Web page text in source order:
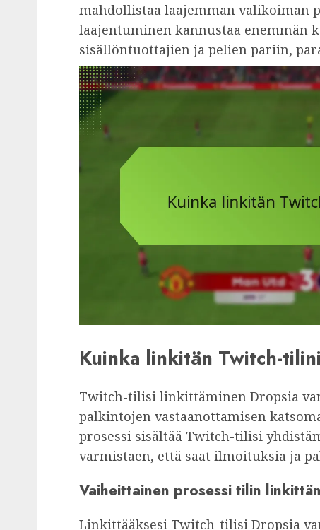
mahdollistaa laajemman valikoiman
laajentuminen kannustaa enemmän
sisällöntuottajien ja pelien pariin,
Kuinka linkitän Twitch-
Twitch-tilisi linkittäminen Dropsia
palkintojen vastaanottamisen
prosessi sisältää Twitch-tilisi
varmistaen, että saat ilmoituksia ja
Vaiheittainen prosessi tilin
Linkittääksesi Twitch-tilisi Dropsia